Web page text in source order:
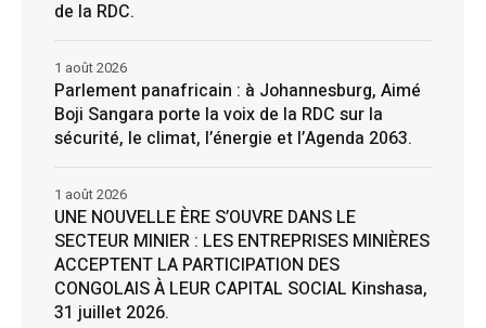
de la RDC.
Parlement panafricain : à Johannesburg, Aimé
Boji Sangara porte la voix de la RDC sur la
sécurité, le climat, l’énergie et l’Agenda 2063.
1 août 2026
UNE NOUVELLE ÈRE S’OUVRE DANS LE
SECTEUR MINIER : LES ENTREPRISES MINIÈRES
ACCEPTENT LA PARTICIPATION DES
CONGOLAIS À LEUR CAPITAL SOCIAL Kinshasa,
31 juillet 2026.
1 août 2026